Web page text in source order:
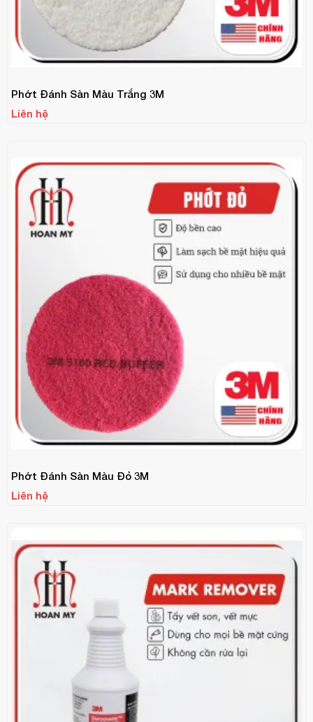
Phớt Đánh Sàn Màu Trắng 3M
Liên hệ
Phớt Đánh Sàn Màu Đỏ 3M
Liên hệ